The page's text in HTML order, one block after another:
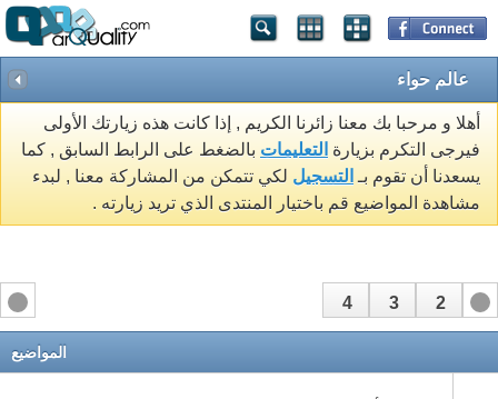
عالم حواء
أهلا و مرحبا بك معنا زائرنا الكريم , إذا كانت هذه زيارتك الأولى
فيرجى التكرم بزيارة التعليمات بالضغط على الرابط السابق , كما
يسعدنا أن تقوم بـ التسجيل لكي تتمكن من المشاركة معنا , لبدء
مشاهدة المواضيع قم باختيار المنتدى الذي تريد زيارته .
1
2
3
4
المواضيع